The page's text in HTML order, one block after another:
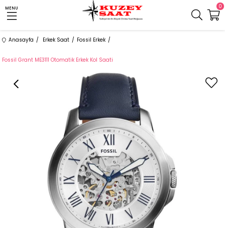
MENU 0
Anasayfa Erkek Saat Fossil Erkek
Fossil Grant ME3111 Otomatik Erkek Kol Saati